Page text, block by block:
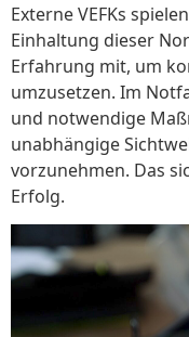
Externe VEFKs
Einhaltung dieser
Erfahrung mit, um
umzusetzen. Im
und notwendige
unabhängige
vorzunehmen. Das
Erfolg.